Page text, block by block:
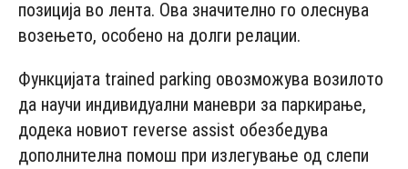
позиција во лента. Ова значително го олеснува
возењето, особено на долги релации.
Функцијата trained parking овозможува возилото
да научи индивидуални маневри за паркирање,
додека новиот reverse assist обезбедува
дополнителна помош при излегување од слепи